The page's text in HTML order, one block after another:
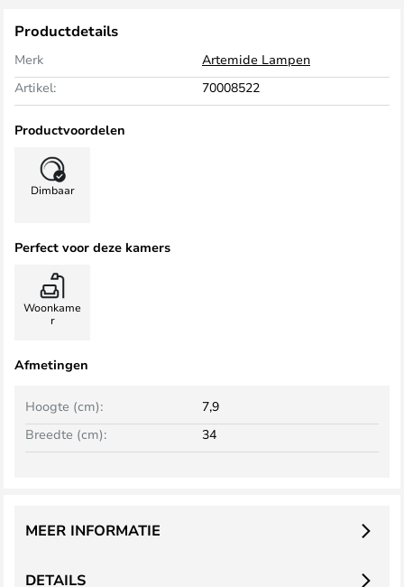
Productdetails
Merk
Artemide Lampen
Artikel:
70008522
Productvoordelen
Dimbaar
Perfect voor deze kamers
Woonkame
r
Afmetingen
Breedte (cm): 34
Hoogte (cm): 7,9
DETAILS
MEER INFORMATIE